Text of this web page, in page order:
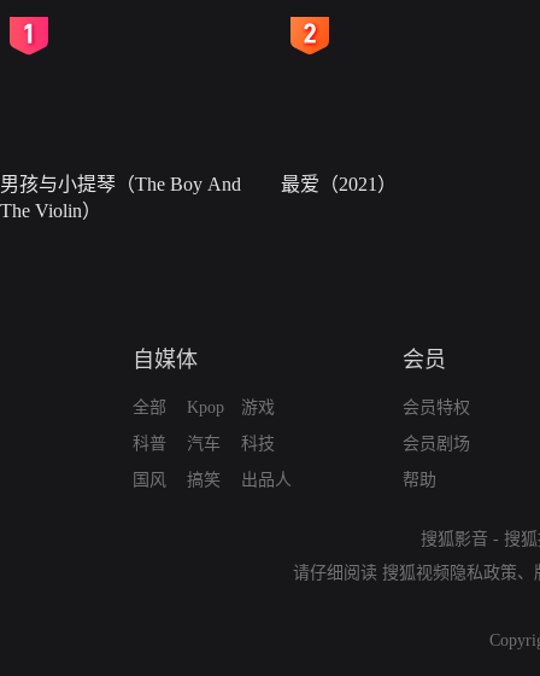
男孩与小提琴（The Boy And
The Violin）
最爱（2021）
自媒体
全部
科普
国风
Kpop
汽车
搞笑
游戏
科技
出品人
会员
会员特权
会员剧场
帮助
搜狐影音 - 搜
请仔细阅读 搜狐视频隐私政策、